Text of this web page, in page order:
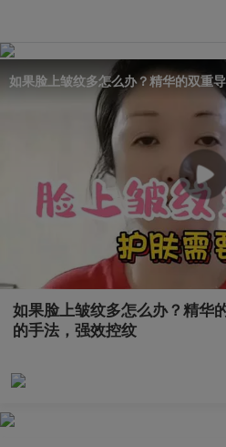
如果脸上皱纹多怎么办？精华的双重
如果脸上皱纹多怎么办？精华
的手法，强效控纹